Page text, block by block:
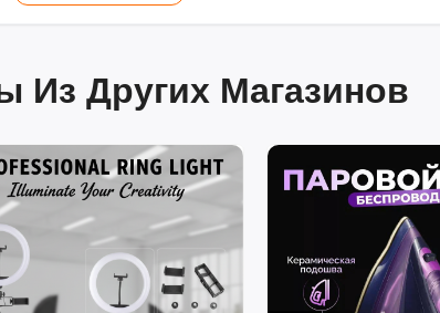
Из Других Магазинов